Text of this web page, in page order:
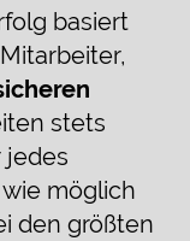
basiert
stets
jedes
möglich
den größten